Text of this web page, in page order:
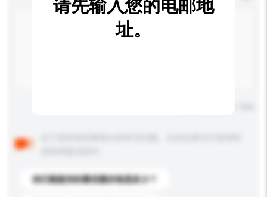
你们能提供的最优惠价格是多少？
请先输入您的电邮地
址。